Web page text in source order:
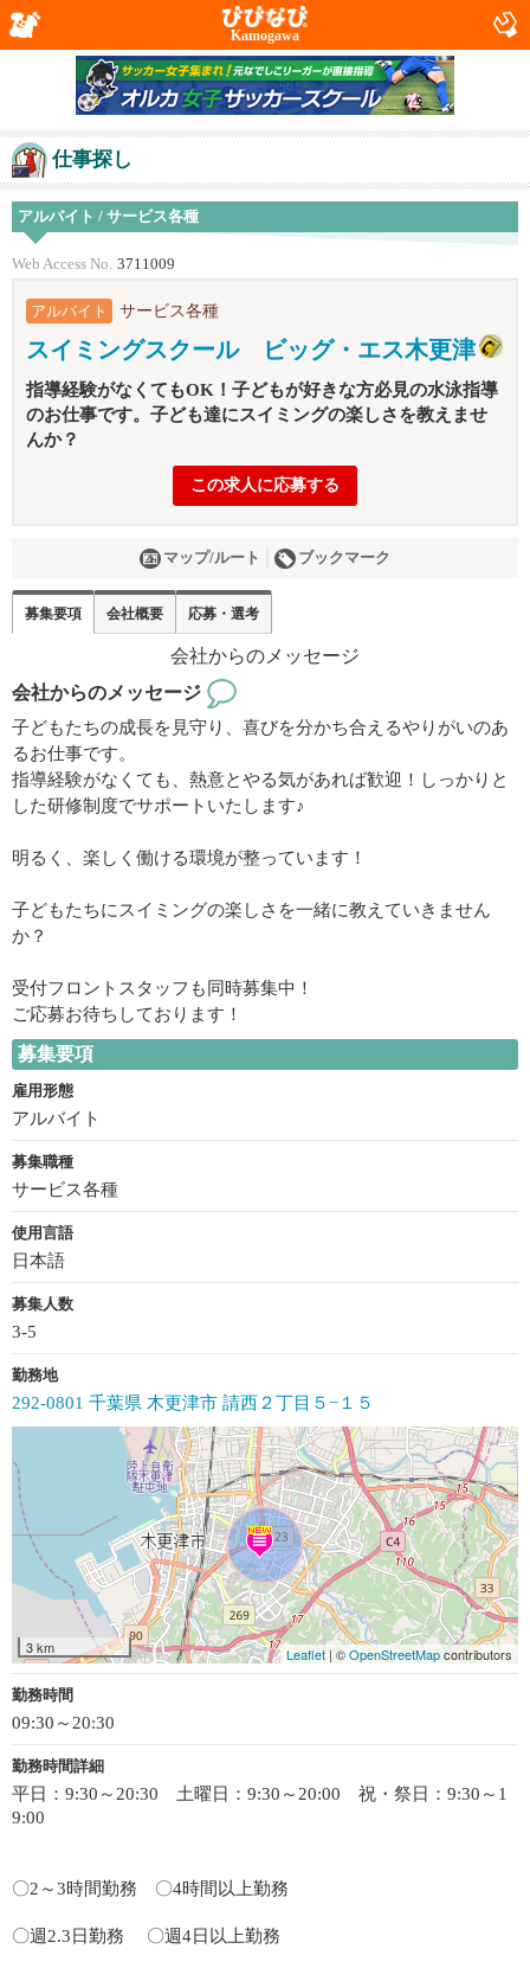
Kamogawa
仕事探し
アルバイト / サービス各種
Web Access No. 3711009
アルバイト サービス各種
スイミングスクール ビッグ・エス木更津
指導経験がなくてもOK！子どもが好きな方必見の水泳指導
のお仕事です。子ども達にスイミングの楽しさを教えませ
んか？
この求人に応募する
マップ/ルート ブックマーク
募集要項 会社概要 応募・選考
会社からのメッセージ
子どもたちの成長を見守り、喜びを分かち合えるやりがいのあ
るお仕事です。
指導経験がなくても、熱意とやる気があれば歓迎！しっかりと
した研修制度でサポートいたします♪
明るく、楽しく働ける環境が整っています！
子どもたちにスイミングの楽しさを一緒に教えていきません
か？
受付フロントスタッフも同時募集中！
ご応募お待ちしております！
募集要項
雇用形態
アルバイト
募集職種
サービス各種
使用言語
日本語
募集人数
3-5
勤務地
292-0801 千葉県 木更津市 請西２丁目５−１５
3 km Leaflet | ©OpenStreetMapcontributors
勤務時間
09:30～20:30
勤務時間詳細
平日：9:30～20:30 土曜日：9:30～20:00 祝・祭日：9:30～1
9:00
〇2～3時間勤務 〇4時間以上勤務
〇週2.3日勤務 〇週4日以上勤務